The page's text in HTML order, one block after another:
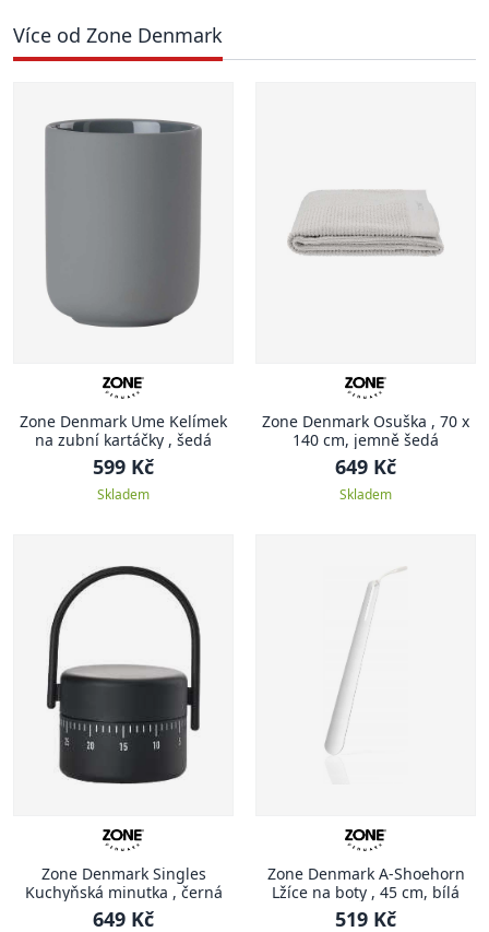
Více od Zone Denmark
Zone Denmark Ume Kelímek
na zubní kartáčky , šedá
599 Kč
Skladem
Zone Denmark Osuška , 70 x
140 cm, jemně šedá
649 Kč
Skladem
Zone Denmark Singles
Kuchyňská minutka , černá
649 Kč
Zone Denmark A-Shoehorn
Lžíce na boty , 45 cm, bílá
519 Kč